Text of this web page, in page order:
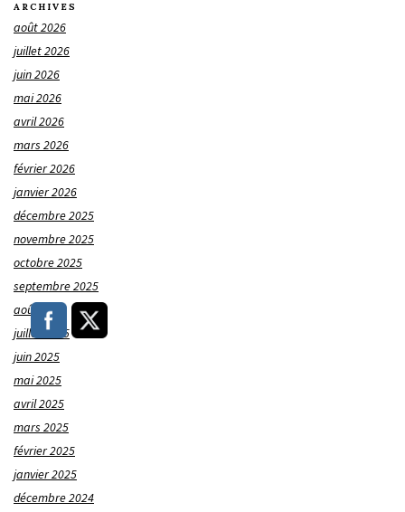
ARCHIVES
août 2026
juillet 2026
juin 2026
mai 2026
avril 2026
mars 2026
février 2026
janvier 2026
décembre 2025
novembre 2025
octobre 2025
septembre 2025
août 2025
juillet 2025
juin 2025
mai 2025
avril 2025
mars 2025
février 2025
janvier 2025
décembre 2024